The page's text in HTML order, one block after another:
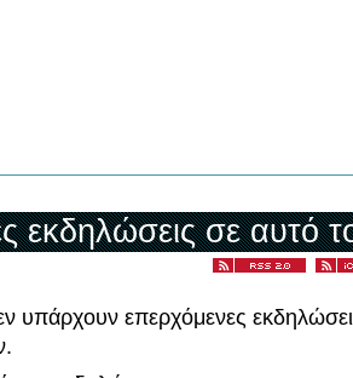
εκδηλώσεις σε αυτό
υπάρχουν επερχόμενες